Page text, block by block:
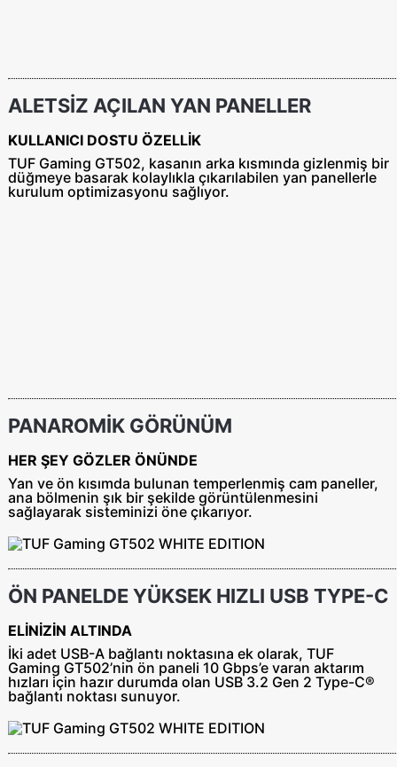
ALETSİZ AÇILAN YAN PANELLER
KULLANICI DOSTU ÖZELLİK
TUF Gaming GT502, kasanın arka kısmında gizlenmiş bir
düğmeye basarak kolaylıkla çıkarılabilen yan panellerle
kurulum optimizasyonu sağlıyor.
PANAROMİK GÖRÜNÜM
HER ŞEY GÖZLER ÖNÜNDE
Yan ve ön kısımda bulunan temperlenmiş cam paneller,
ana bölmenin şık bir şekilde görüntülenmesini
sağlayarak sisteminizi öne çıkarıyor.
ÖN PANELDE YÜKSEK HIZLI USB TYPE-C
ELİNİZİN ALTINDA
İki adet USB-A bağlantı noktasına ek olarak, TUF
Gaming GT502’nin ön paneli 10 Gbps’e varan aktarım
hızları için hazır durumda olan USB 3.2 Gen 2 Type-C®
bağlantı noktası sunuyor.